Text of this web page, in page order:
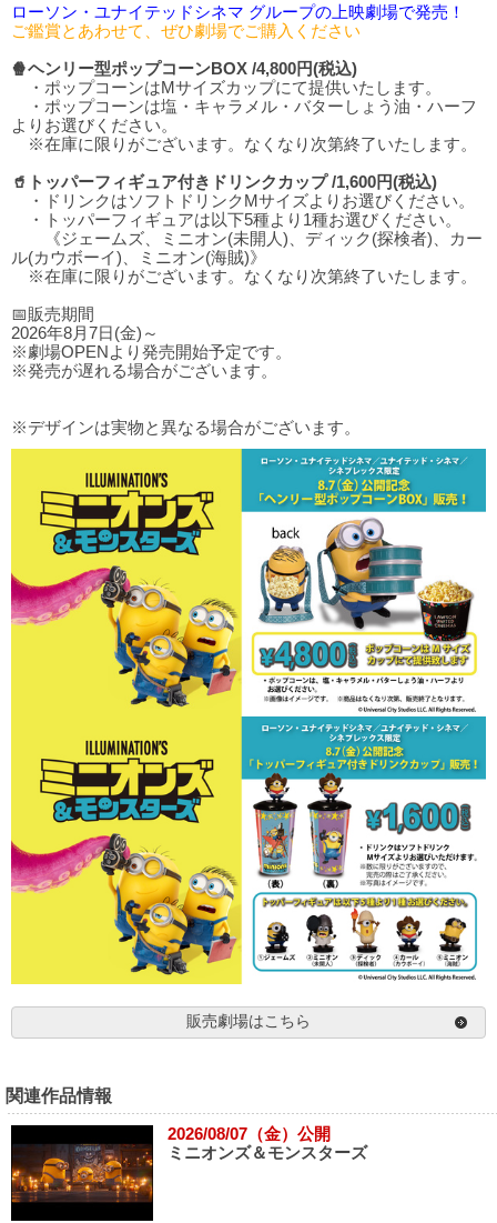
ローソン・ユナイテッドシネマ グループの上映劇場で発売！
ご鑑賞とあわせて、ぜひ劇場でご購入ください
🍿ヘンリー型ポップコーンBOX /4,800円(税込)
・ポップコーンはMサイズカップにて提供いたします。
・ポップコーンは塩・キャラメル・バターしょう油・ハーフ
よりお選びください。
※在庫に限りがございます。なくなり次第終了いたします。
🥤トッパーフィギュア付きドリンクカップ /1,600円(税込)
・ドリンクはソフトドリンクMサイズよりお選びください。
・トッパーフィギュアは以下5種より1種お選びください。
《ジェームズ、ミニオン(未開人)、ディック(探検者)、カー
ル(カウボーイ)、ミニオン(海賊)》
※在庫に限りがございます。なくなり次第終了いたします。
📅販売期間
2026年8月7日(金)～
※劇場OPENより発売開始予定です。
※発売が遅れる場合がございます。
※デザインは実物と異なる場合がございます。
販売劇場はこちら
関連作品情報
2026/08/07（金）公開
ミニオンズ＆モンスターズ